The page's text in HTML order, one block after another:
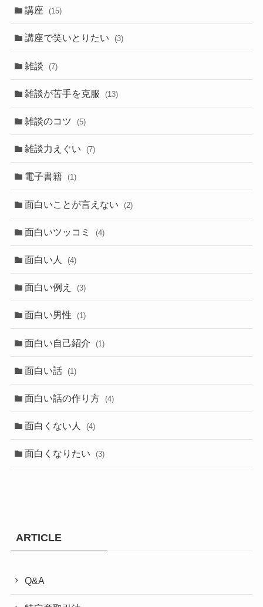
講座 (15)
講座で笑いとりたい (3)
雑談 (7)
雑談が苦手を克服 (13)
雑談のコツ (5)
雑談力えぐい (7)
電子書籍 (1)
面白いことが言えない (2)
面白いツッコミ (4)
面白い人 (4)
面白い例え (3)
面白い男性 (1)
面白い自己紹介 (1)
面白い話 (1)
面白い話の作り方 (4)
面白くない人 (4)
面白くなりたい (3)
ARTICLE
Q&A